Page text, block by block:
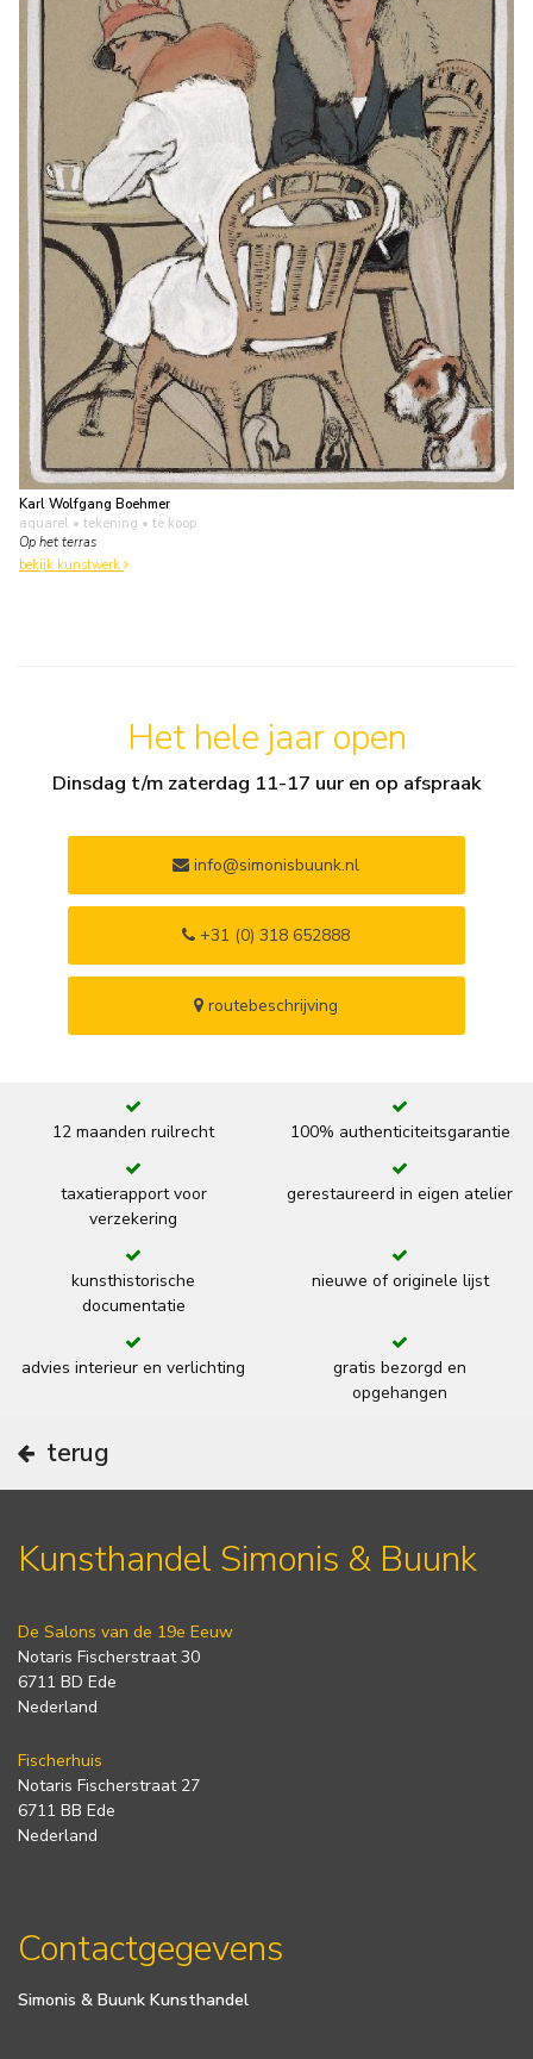
Karl Wolfgang Boehmer
aquarel • tekening • te koop
Op het terras
bekijk kunstwerk
Het hele jaar open
Dinsdag t/m zaterdag 11-17 uur en op afspraak
info@simonisbuunk.nl
+31 (0) 318 652888
routebeschrijving
12 maanden ruilrecht 100% authenticiteitsgarantie
taxatierapport voor
verzekering
gerestaureerd in eigen atelier
kunsthistorische
documentatie
nieuwe of originele lijst
advies interieur en verlichting
gratis bezorgd en
opgehangen
terug
Kunsthandel Simonis & Buunk
De Salons van de 19e Eeuw
Notaris Fischerstraat 30
6711 BD Ede
Nederland
Fischerhuis
Notaris Fischerstraat 27
6711 BB Ede
Nederland
Contactgegevens
Simonis & Buunk Kunsthandel